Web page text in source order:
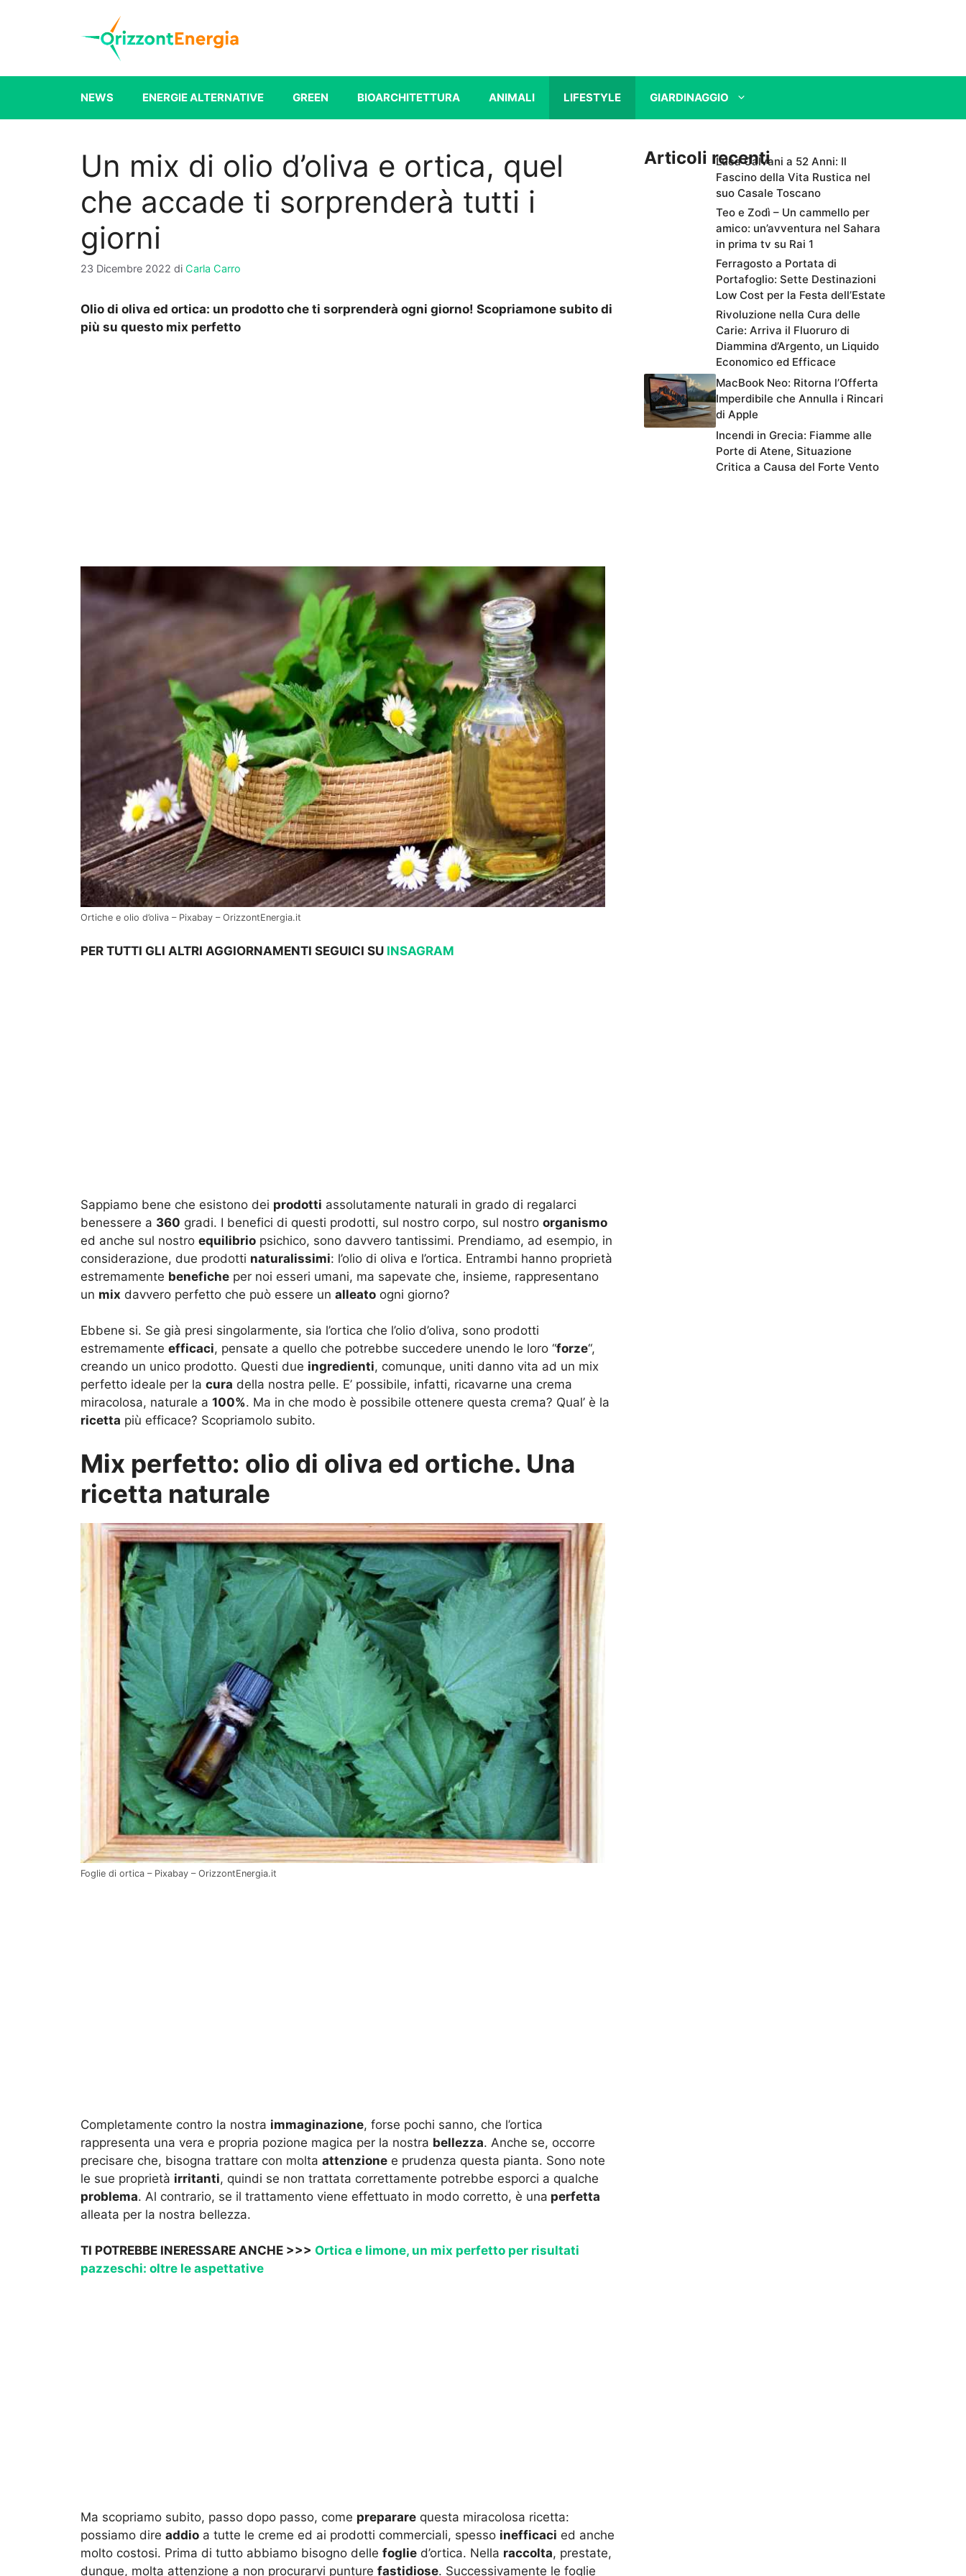
NEWS ENERGIE ALTERNATIVE GREEN BIOARCHITETTURA ANIMALI LIFESTYLE GIARDINAGGIO
Un mix di olio d’oliva e ortica, quel
che accade ti sorprenderà tutti i
giorni
23 Dicembre 2022 di Carla Carro
Olio di oliva ed ortica: un prodotto che ti sorprenderà ogni giorno! Scopriamone subito di
più su questo mix perfetto
Ortiche e olio d’oliva – Pixabay – OrizzontEnergia.it
PER TUTTI GLI ALTRI AGGIORNAMENTI SEGUICI SU INSAGRAM
Sappiamo bene che esistono dei prodotti assolutamente naturali in grado di regalarci
benessere a 360 gradi. I benefici di questi prodotti, sul nostro corpo, sul nostro organismo
ed anche sul nostro equilibrio psichico, sono davvero tantissimi. Prendiamo, ad esempio, in
considerazione, due prodotti naturalissimi: l’olio di oliva e l’ortica. Entrambi hanno proprietà
estremamente benefiche per noi esseri umani, ma sapevate che, insieme, rappresentano
un mix davvero perfetto che può essere un alleato ogni giorno?
Ebbene si. Se già presi singolarmente, sia l’ortica che l’olio d’oliva, sono prodotti
estremamente efficaci, pensate a quello che potrebbe succedere unendo le loro “forze“,
creando un unico prodotto. Questi due ingredienti, comunque, uniti danno vita ad un mix
perfetto ideale per la cura della nostra pelle. E’ possibile, infatti, ricavarne una crema
miracolosa, naturale a 100%. Ma in che modo è possibile ottenere questa crema? Qual’ è la
ricetta più efficace? Scopriamolo subito.
Mix perfetto: olio di oliva ed ortiche. Una
ricetta naturale
Foglie di ortica – Pixabay – OrizzontEnergia.it
Completamente contro la nostra immaginazione, forse pochi sanno, che l’ortica
rappresenta una vera e propria pozione magica per la nostra bellezza. Anche se, occorre
precisare che, bisogna trattare con molta attenzione e prudenza questa pianta. Sono note
le sue proprietà irritanti, quindi se non trattata correttamente potrebbe esporci a qualche
problema. Al contrario, se il trattamento viene effettuato in modo corretto, è una perfetta
alleata per la nostra bellezza.
TI POTREBBE INERESSARE ANCHE >>> Ortica e limone, un mix perfetto per risultati
pazzeschi: oltre le aspettative
Ma scopriamo subito, passo dopo passo, come preparare questa miracolosa ricetta:
possiamo dire addio a tutte le creme ed ai prodotti commerciali, spesso inefficaci ed anche
molto costosi. Prima di tutto abbiamo bisogno delle foglie d’ortica. Nella raccolta, prestate,
dunque, molta attenzione a non procurarvi punture fastidiose. Successivamente le foglie
Articoli recentiLuca Calvani a 52 Anni: Il
Fascino della Vita Rustica nel
suo Casale Toscano
Teo e Zodì – Un cammello per
amico: un’avventura nel Sahara
in prima tv su Rai 1
Ferragosto a Portata di
Portafoglio: Sette Destinazioni
Low Cost per la Festa dell’Estate
Rivoluzione nella Cura delle
Carie: Arriva il Fluoruro di
Diammina d’Argento, un Liquido
Economico ed Efficace
MacBook Neo: Ritorna l’Offerta
Imperdibile che Annulla i Rincari
di Apple
Incendi in Grecia: Fiamme alle
Porte di Atene, Situazione
Critica a Causa del Forte Vento